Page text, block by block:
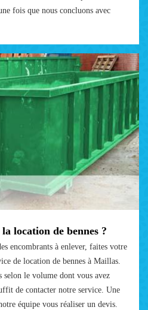
fois que nous concluons avec
location de bennes ?
encombrants à enlever, faites votre
de location de bennes à Maillas.
selon le volume dont vous avez
de contacter notre service. Une
équipe vous réaliser un devis.